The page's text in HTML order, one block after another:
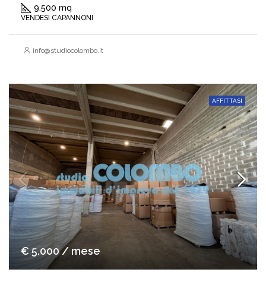
9.500 mq
VENDESI CAPANNONI
info@studiocolombo.it
AFFITTASI
€ 5.000 / mese